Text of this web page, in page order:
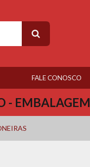
FALE CONOSCO
-